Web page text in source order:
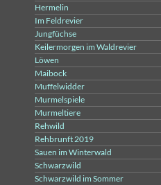
Hermelin
Im Feldrevier
Jungfüchse
Keilermorgen im Waldrevier
Löwen
Maibock
Muffelwidder
Murmelspiele
Murmeltiere
Rehwild
Rehbrunft 2019
Sauen im Winterwald
Schwarzwild
Schwarzwild im Sommer